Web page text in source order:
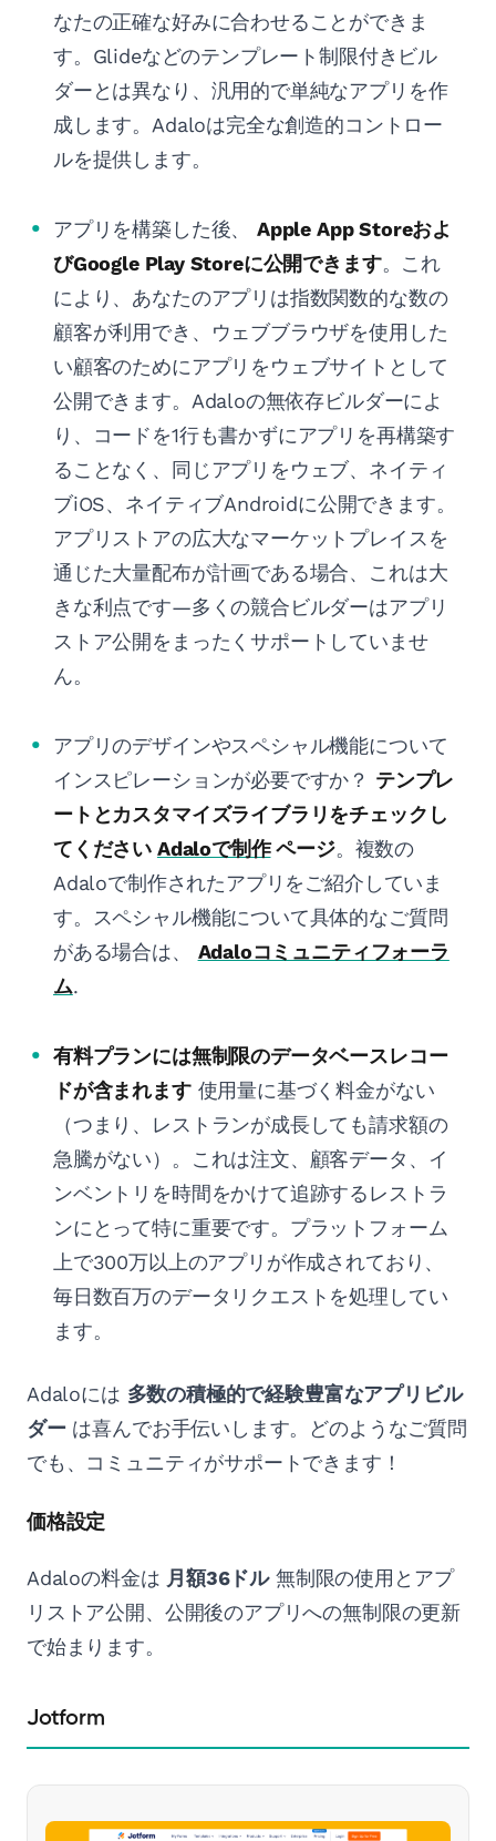
なたの正確な好みに合わせることができま
す。Glideなどのテンプレート制限付きビル
ダーとは異なり、汎用的で単純なアプリを作
成します。Adaloは完全な創造的コントロー
ルを提供します。
アプリを構築した後、Apple App Storeおよ
びGoogle Play Storeに公開できます。これ
により、あなたのアプリは指数関数的な数の
顧客が利用でき、ウェブブラウザを使用した
い顧客のためにアプリをウェブサイトとして
公開できます。Adaloの無依存ビルダーによ
り、コードを1行も書かずにアプリを再構築す
ることなく、同じアプリをウェブ、ネイティ
ブiOS、ネイティブAndroidに公開できます。
アプリストアの広大なマーケットプレイスを
通じた大量配布が計画である場合、これは大
きな利点です—多くの競合ビルダーはアプリ
ストア公開をまったくサポートしていませ
ん。
アプリのデザインやスペシャル機能について
インスピレーションが必要ですか？ テンプレ
ートとカスタマイズライブラリをチェックし
てください Adaloで制作ページ。複数の
Adaloで制作されたアプリをご紹介していま
す。スペシャル機能について具体的なご質問
がある場合は、 Adaloコミュニティフォーラ
ム.
有料プランには無制限のデータベースレコー
ドが含まれます使用量に基づく料金がない
（つまり、レストランが成長しても請求額の
急騰がない）。これは注文、顧客データ、イ
ンベントリを時間をかけて追跡するレストラ
ンにとって特に重要です。プラットフォーム
上で300万以上のアプリが作成されており、
毎日数百万のデータリクエストを処理してい
ます。
Adaloには 多数の積極的で経験豊富なアプリビル
ダーは喜んでお手伝いします。どのようなご質問
でも、コミュニティがサポートできます！
価格設定
Adaloの料金は 月額36ドル無制限の使用とアプ
リストア公開、公開後のアプリへの無制限の更新
で始まります。
Jotform